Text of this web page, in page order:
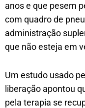
anos e que pesem
com quadro de
administração
que não esteja em
Um estudo usado
liberação apontou
pela terapia se